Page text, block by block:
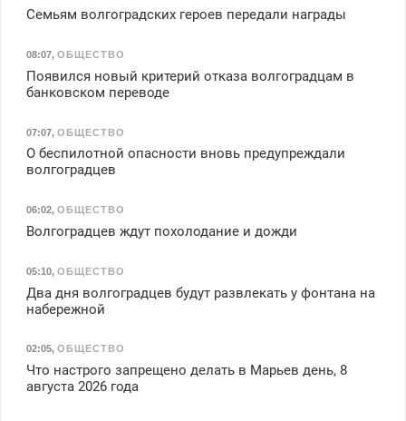
Семьям волгоградских героев передали награды
08:07, ОБЩЕСТВО
Появился новый критерий отказа волгоградцам в
банковском переводе
07:07, ОБЩЕСТВО
О беспилотной опасности вновь предупреждали
волгоградцев
06:02, ОБЩЕСТВО
Волгоградцев ждут похолодание и дожди
05:10, ОБЩЕСТВО
Два дня волгоградцев будут развлекать у фонтана на
набережной
02:05, ОБЩЕСТВО
Что настрого запрещено делать в Марьев день, 8
августа 2026 года